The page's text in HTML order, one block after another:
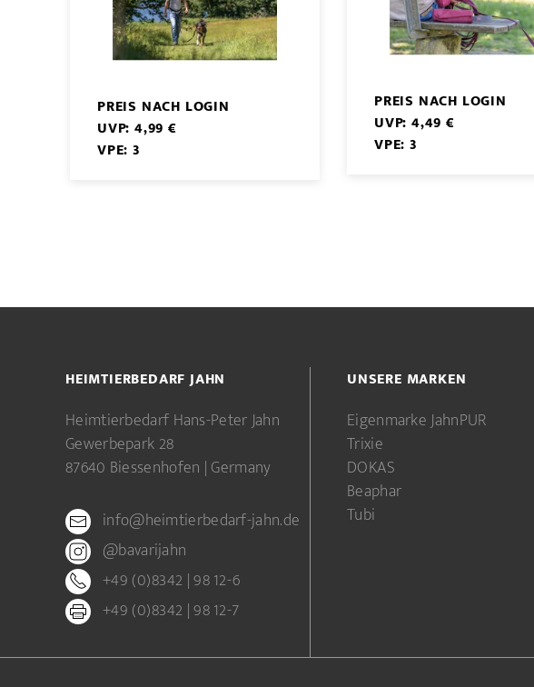
PREIS NACH LOGIN
UVP: 4,99 €
VPE: 3
PREIS NACH LOGIN
UVP: 4,49 €
VPE: 3
HEIMTIERBEDARF JAHN
Heimtierbedarf Hans-Peter Jahn
Gewerbepark 28
87640 Biessenhofen | Germany
info@heimtierbedarf-jahn.de
@bavarijahn
+49 (0)8342 | 98 12-6
+49 (0)8342 | 98 12-7
UNSERE MARKEN
Eigenmarke JahnPUR
Trixie
DOKAS
Beaphar
Tubi